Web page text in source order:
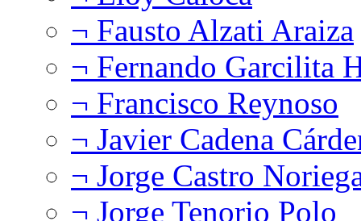
¬ Fausto Alzati Araiza
¬ Fernando Garcilita
¬ Francisco Reynoso
¬ Javier Cadena
¬ Jorge Castro
¬ Jorge Tenorio Polo